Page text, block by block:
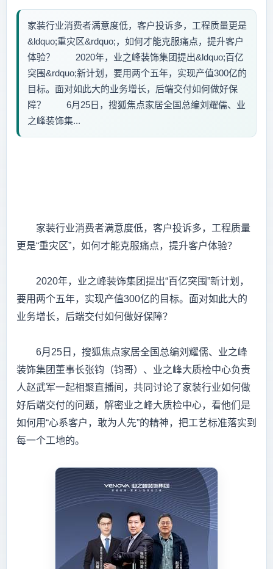
家装行业消费者满意度低，客户投诉多，工程质量更是
&ldquo;重灾区&rdquo;，如何才能克服痛点，提升客户
体验？ 2020年，业之峰装饰集团提出&ldquo;百亿
突围&rdquo;新计划，要用两个五年，实现产值300亿的
目标。面对如此大的业务增长，后端交付如何做好保
障？ 6月25日，搜狐焦点家居全国总编刘耀儒、业
之峰装饰集...
家装行业消费者满意度低，客户投诉多，工程质量
更是“重灾区”，如何才能克服痛点，提升客户体验？
2020年，业之峰装饰集团提出“百亿突围”新计划，
要用两个五年，实现产值300亿的目标。面对如此大的
业务增长，后端交付如何做好保障？
6月25日，搜狐焦点家居全国总编刘耀儒、业之峰
装饰集团董事长张钧（钧哥）、业之峰大质检中心负责
人赵武军一起相聚直播间，共同讨论了家装行业如何做
好后端交付的问题，解密业之峰大质检中心，看他们是
如何用“心系客户，敢为人先”的精神，把工艺标准落实到
每一个工地的。